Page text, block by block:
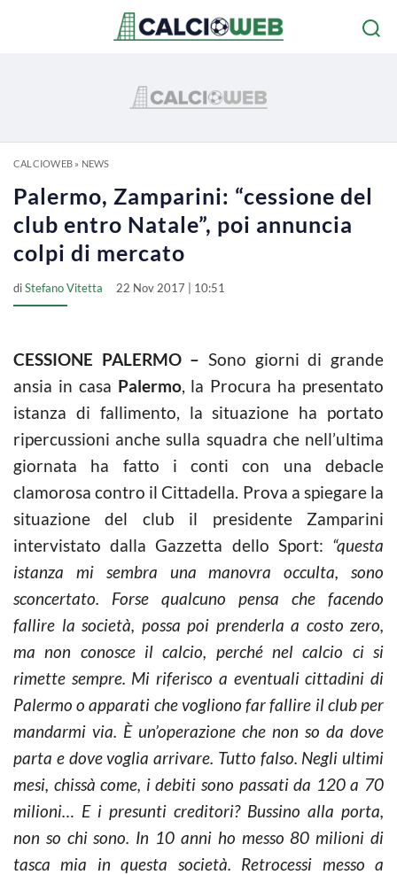
CALCIOWEB» NEWS
Palermo, Zamparini: “cessione del
club entro Natale”, poi annuncia
colpi di mercato
diStefano Vitetta 22 Nov 2017 | 10:51
CESSIONE PALERMO – Sono giorni di grande
ansia in casa Palermo, la Procura ha presentato
istanza di fallimento, la situazione ha portato
ripercussioni anche sulla squadra che nell’ultima
giornata ha fatto i conti con una debacle
clamorosa contro il Cittadella. Prova a spiegare la
situazione del club il presidente Zamparini
intervistato dalla Gazzetta dello Sport: “questa
istanza mi sembra una manovra occulta, sono
sconcertato. Forse qualcuno pensa che facendo
fallire la società, possa poi prenderla a costo zero,
ma non conosce il calcio, perché nel calcio ci si
rimette sempre. Mi riferisco a eventuali cittadini di
Palermo o apparati che vogliono far fallire il club per
mandarmi via. È un’operazione che non so da dove
parta e dove voglia arrivare. Tutto falso. Negli ultimi
mesi, chissà come, i debiti sono passati da 120 a 70
milioni… E i presunti creditori? Bussino alla porta,
non so chi sono. In 10 anni ho messo 80 milioni di
tasca mia in questa società. Retrocessi messo a